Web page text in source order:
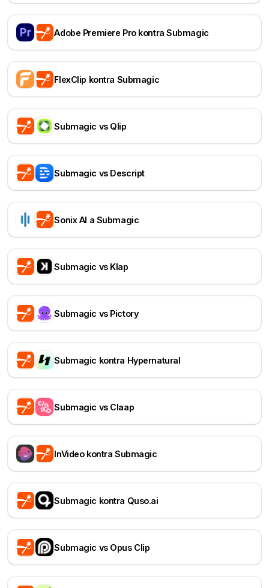
Adobe Premiere Pro kontra Submagic
FlexClip kontra Submagic
Submagic vs Qlip
Submagic vs Descript
Sonix AI a Submagic
Submagic vs Klap
Submagic vs Pictory
Submagic kontra Hypernatural
Submagic vs Claap
InVideo kontra Submagic
Submagic kontra Quso.ai
Submagic vs Opus Clip